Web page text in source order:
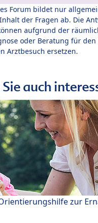
Forum bildet nur
der Fragen ab. Die
aufgrund der
oder Beratung für den
Arztbesuch ersetzen.
auch
zur